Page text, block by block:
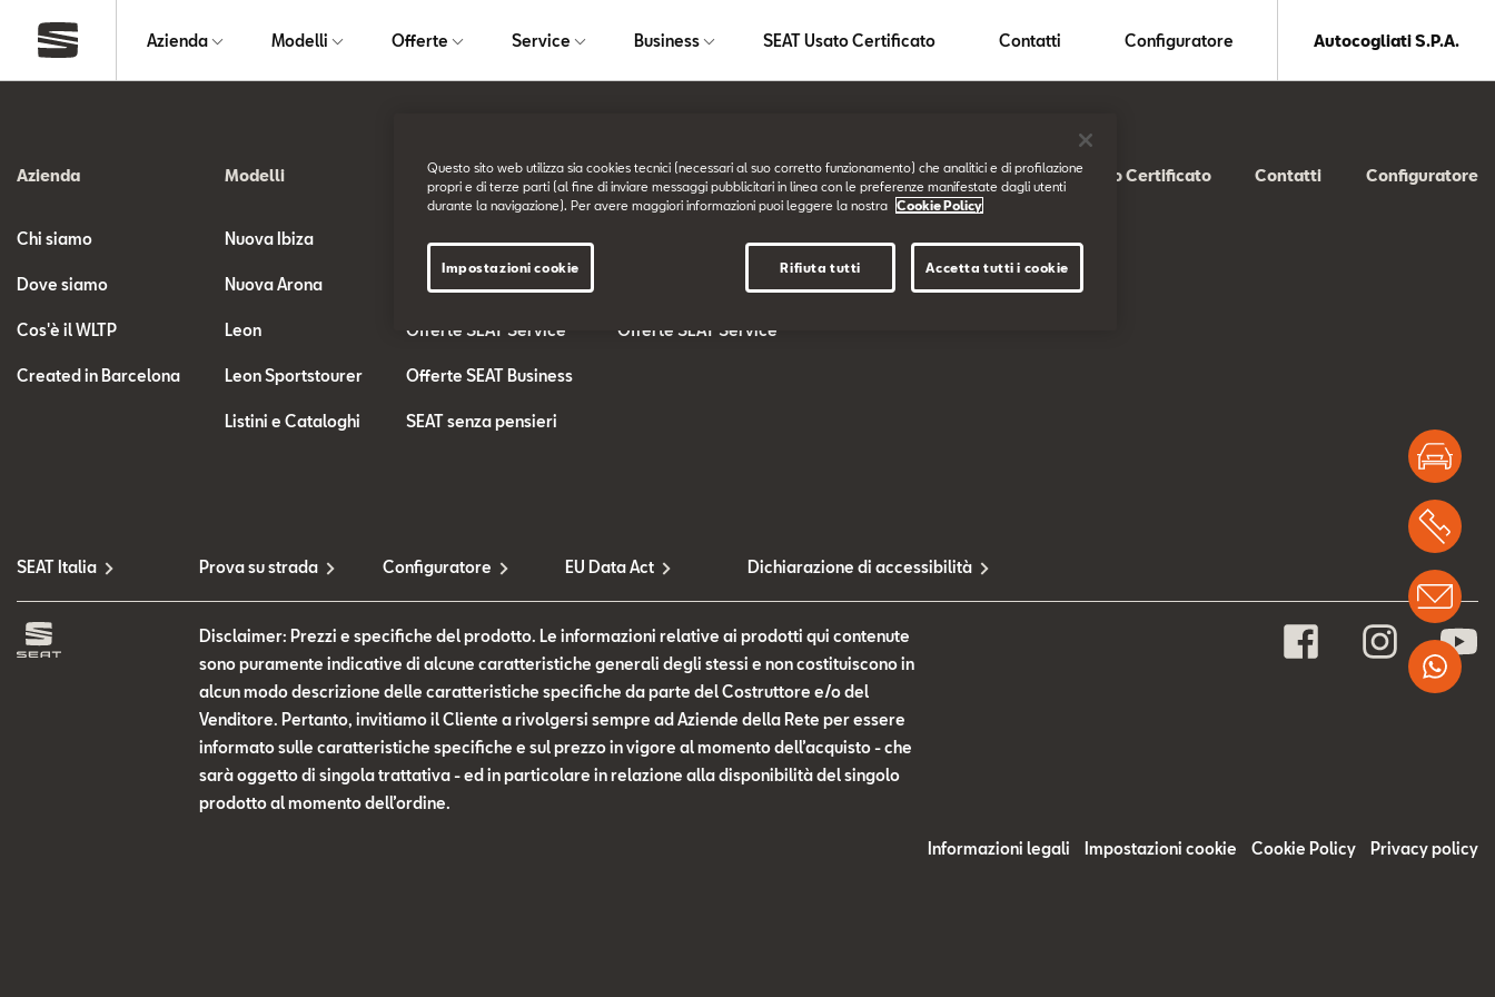
Azienda Modelli Offerte Service Business SEAT Usato Certificato Contatti Configuratore Autocogliati S.P.A.
Azienda
Chi siamo
Dove siamo
Cos'è il WLTP
Created in Barcelona
Modelli
Nuova Ibiza
Nuova Arona
Leon
Leon Sportstourer
Listini e Cataloghi
Offerte
Offerte SEAT
Le nostre offerte
Offerte SEAT Service
Offerte SEAT Business
SEAT senza pensieri
Service
Offerte SEAT Service
Business
SEAT for BUSINESS
Offerte SEAT Business
SEAT Usato Certificato Contatti Configuratore
SEAT Italia Prova su strada Configuratore EU Data Act Dichiarazione di accessibilità
Disclaimer: Prezzi e specifiche del prodotto. Le informazioni relative ai prodotti qui contenute
sono puramente indicative di alcune caratteristiche generali degli stessi e non costituiscono in
alcun modo descrizione delle caratteristiche specifiche da parte del Costruttore e/o del
Venditore. Pertanto, invitiamo il Cliente a rivolgersi sempre ad Aziende della Rete per essere
informato sulle caratteristiche specifiche e sul prezzo in vigore al momento dell’acquisto - che
sarà oggetto di singola trattativa - ed in particolare in relazione alla disponibilità del singolo
prodotto al momento dell’ordine.
Informazioni legali Impostazioni cookie Cookie Policy Privacy policy
Questo sito web utilizza sia cookies tecnici (necessari al suo corretto funzionamento) che analitici e di profilazione
propri e di terze parti (al fine di inviare messaggi pubblicitari in linea con le preferenze manifestate dagli utenti
durante la navigazione). Per avere maggiori informazioni puoi leggere la nostra
Cookie Policy
Rifiuta tutti Accetta tutti i cookie
Impostazioni cookie